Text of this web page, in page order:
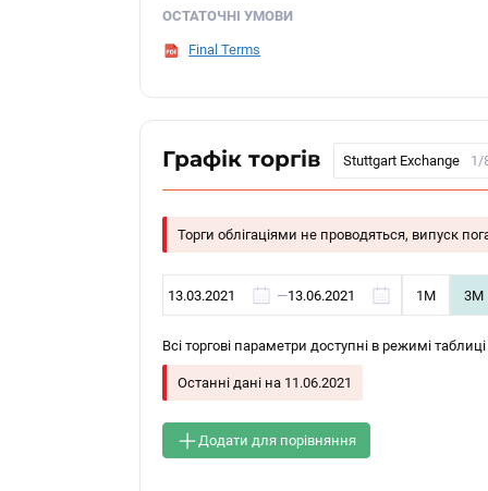
ОСТАТОЧНІ УМОВИ
Final Terms
Графік торгів Stuttgart Exchange 1/
Торги облігаціями не проводяться, випуск
— 1М 3М
Всі торгові параметри доступні в режимі таблиці
Останні дані на 11.06.2021
Додати для порівняння